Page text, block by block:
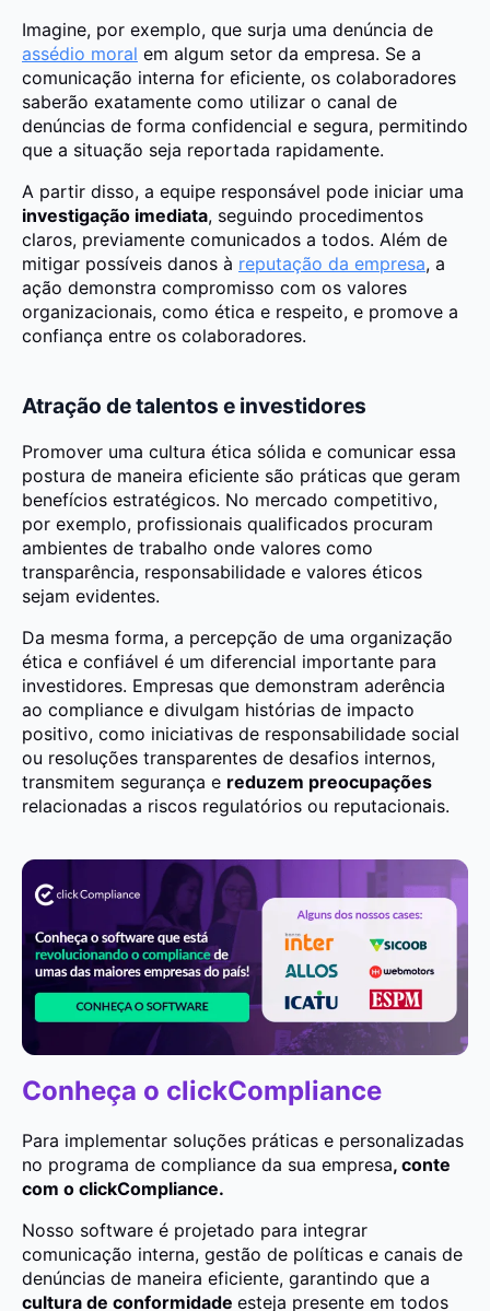
Imagine, por exemplo, que surja uma denúncia de
assédio moral em algum setor da empresa. Se a
comunicação interna for eficiente, os colaboradores
saberão exatamente como utilizar o canal de
denúncias de forma confidencial e segura, permitindo
que a situação seja reportada rapidamente.
A partir disso, a equipe responsável pode iniciar uma
investigação imediata, seguindo procedimentos
claros, previamente comunicados a todos. Além de
mitigar possíveis danos à reputação da empresa, a
ação demonstra compromisso com os valores
organizacionais, como ética e respeito, e promove a
confiança entre os colaboradores.
Atração de talentos e investidores
Promover uma cultura ética sólida e comunicar essa
postura de maneira eficiente são práticas que geram
benefícios estratégicos. No mercado competitivo,
por exemplo, profissionais qualificados procuram
ambientes de trabalho onde valores como
transparência, responsabilidade e valores éticos
sejam evidentes.
Da mesma forma, a percepção de uma organização
ética e confiável é um diferencial importante para
investidores. Empresas que demonstram aderência
ao compliance e divulgam histórias de impacto
positivo, como iniciativas de responsabilidade social
ou resoluções transparentes de desafios internos,
transmitem segurança e reduzem preocupações
relacionadas a riscos regulatórios ou reputacionais.
Conheça o clickCompliance
Para implementar soluções práticas e personalizadas
no programa de compliance da sua empresa, conte
com o clickCompliance.
Nosso software é projetado para integrar
comunicação interna, gestão de políticas e canais de
denúncias de maneira eficiente, garantindo que a
cultura de conformidade esteja presente em todos